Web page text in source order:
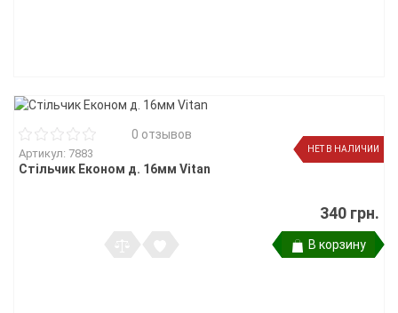
НЕТ В НАЛИЧИИ
0 отзывов
Артикул: 7883
Стільчик Економ д. 16мм Vitan
340 грн.
В корзину